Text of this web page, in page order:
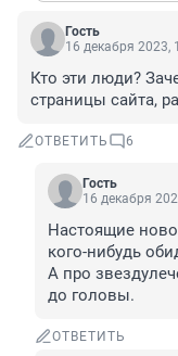
Гость
16 декабря 2023,
Кто эти люди?
страницы сайта,
ОТВЕТИТЬ 6
Гость
16 декабря
Настоящие
кого-нибудь
А про
до головы.
ОТВЕТИТЬ